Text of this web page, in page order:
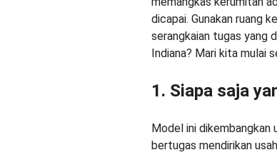
dicapai. Gunakan ruang
serangkaian tugas yang
Indiana? Mari kita mulai
1. Siapa saja
Model ini dikembangkan
bertugas mendirikan